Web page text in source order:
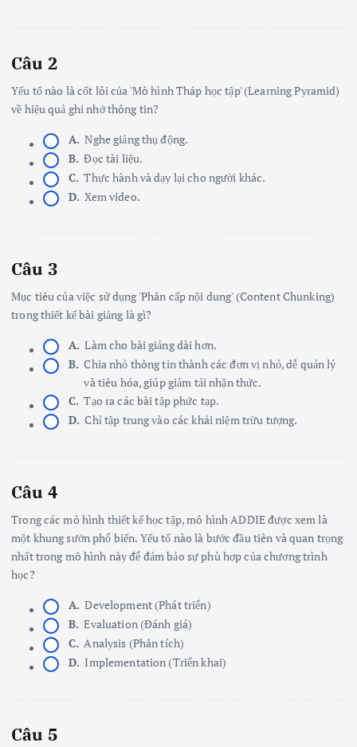
Câu 2
Yếu tố nào là cốt lõi của 'Mô hình Tháp học tập' (Learning Pyramid)
về hiệu quả ghi nhớ thông tin?
A. Nghe giảng thụ động.
B. Đọc tài liệu.
C. Thực hành và dạy lại cho người khác.
D. Xem video.
Câu 3
Mục tiêu của việc sử dụng 'Phân cấp nội dung' (Content Chunking)
trong thiết kế bài giảng là gì?
A. Làm cho bài giảng dài hơn.
B. Chia nhỏ thông tin thành các đơn vị nhỏ, dễ quản lý
và tiêu hóa, giúp giảm tải nhận thức.
C. Tạo ra các bài tập phức tạp.
D. Chỉ tập trung vào các khái niệm trừu tượng.
Câu 4
Trong các mô hình thiết kế học tập, mô hình ADDIE được xem là
một khung sườn phổ biến. Yếu tố nào là bước đầu tiên và quan trọng
nhất trong mô hình này để đảm bảo sự phù hợp của chương trình
học?
A. Development (Phát triển)
B. Evaluation (Đánh giá)
C. Analysis (Phân tích)
D. Implementation (Triển khai)
Câu 5